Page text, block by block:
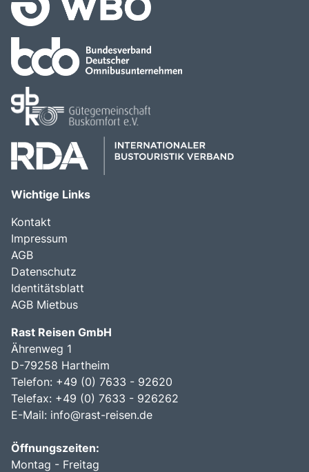
Wichtige Links
Kontakt
Impressum
AGB
Datenschutz
Identitätsblatt
AGB Mietbus
Rast Reisen GmbH
Ährenweg 1
D-79258 Hartheim
Telefon: +49 (0) 7633 - 92620
Telefax: +49 (0) 7633 - 926262
E-Mail: info@rast-reisen.de
Öffnungszeiten:
Montag - Freitag